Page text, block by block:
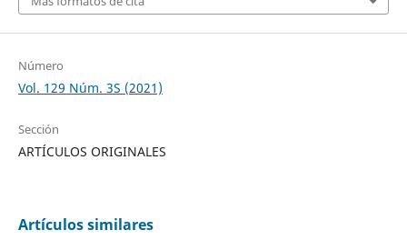
Número
Vol. 129 Núm. 3S (2021)
Sección
ARTÍCULOS ORIGINALES
Artículos similares